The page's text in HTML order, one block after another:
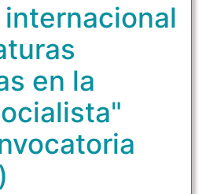
en la